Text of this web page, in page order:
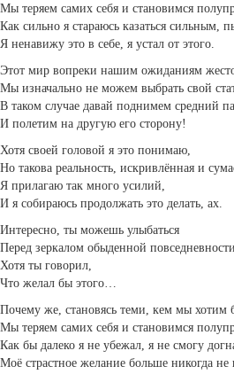
Мы теряем самих себя и становимся
Как сильно я стараюсь казаться сильным,
Я ненавижу это в себе, я устал от этого.
Этот мир вопреки нашим ожиданиям
Мы изначально не можем выбрать свой
В таком случае давай поднимем средний
И полетим на другую его сторону!
Хотя своей головой я это понимаю,
Но такова реальность, искривлённая и
Я прилагаю так много усилий,
И я собираюсь продолжать это делать, ах.
Интересно, ты можешь улыбаться
Перед зеркалом обыденной
Хотя ты говорил,
Что желал бы этого…
Почему же, становясь теми, кем мы
Мы теряем самих себя и становимся
Как бы далеко я не убежал, я не смогу
Моё страстное желание больше никогда не